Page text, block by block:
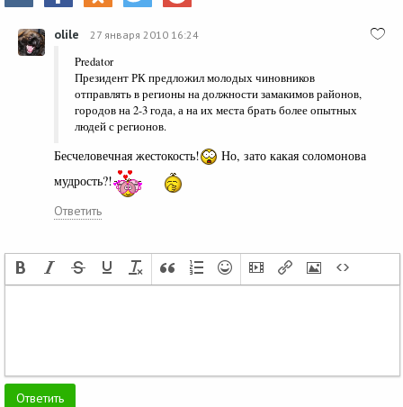
olile 27 января 2010 16:24
Predator
Президент РК предложил молодых чиновников
отправлять в регионы на должности замакимов районов,
городов на 2-3 года, а на их места брать более опытных
людей с регионов.
Бесчеловечная жестокость!
Но, зато какая соломонова
мудрость?!
Ответить